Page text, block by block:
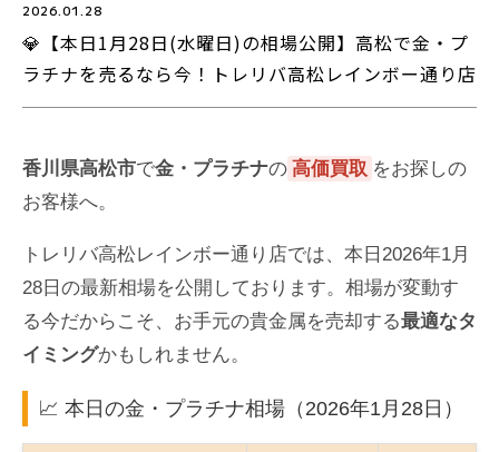
💎【本日1月28日(水曜日)の相場公開】高松で金・プ
ラチナを売るなら今！トレリバ高松レインボー通り店
2026.01.28
香川県高松市で金・プラチナの 高価買取 をお探しの
お客様へ。
トレリバ高松レインボー通り店では、本日2026年1月
28日の最新相場を公開しております。相場が変動す
る今だからこそ、お手元の貴金属を売却する最適なタ
イミングかもしれません。
📈 本日の金・プラチナ相場（2026年1月28日）